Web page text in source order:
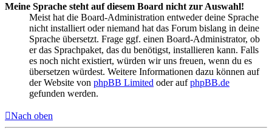
Meine Sprache steht auf diesem Board nicht zur Auswahl!
Meist hat die Board-Administration entweder deine Sprache
nicht installiert oder niemand hat das Forum bislang in deine
Sprache übersetzt. Frage ggf. einen Board-Administrator, ob
er das Sprachpaket, das du benötigst, installieren kann. Falls
es noch nicht existiert, würden wir uns freuen, wenn du es
übersetzen würdest. Weitere Informationen dazu können auf
der Website von phpBB Limited oder aufphpBB.de
gefunden werden.
Nach oben